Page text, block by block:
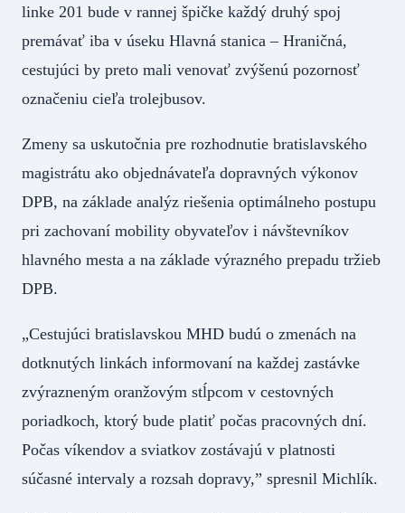
linke 201 bude v rannej špičke každý druhý spoj
premávať iba v úseku Hlavná stanica – Hraničná,
cestujúci by preto mali venovať zvýšenú pozornosť
označeniu cieľa trolejbusov.
Zmeny sa uskutočnia pre rozhodnutie bratislavského
magistrátu ako objednávateľa dopravných výkonov
DPB, na základe analýz riešenia optimálneho postupu
pri zachovaní mobility obyvateľov i návštevníkov
hlavného mesta a na základe výrazného prepadu tržieb
DPB.
„Cestujúci bratislavskou MHD budú o zmenách na
dotknutých linkách informovaní na každej zastávke
zvýrazneným oranžovým stĺpcom v cestovných
poriadkoch, ktorý bude platiť počas pracovných dní.
Počas víkendov a sviatkov zostávajú v platnosti
súčasné intervaly a rozsah dopravy,” spresnil Michlík.